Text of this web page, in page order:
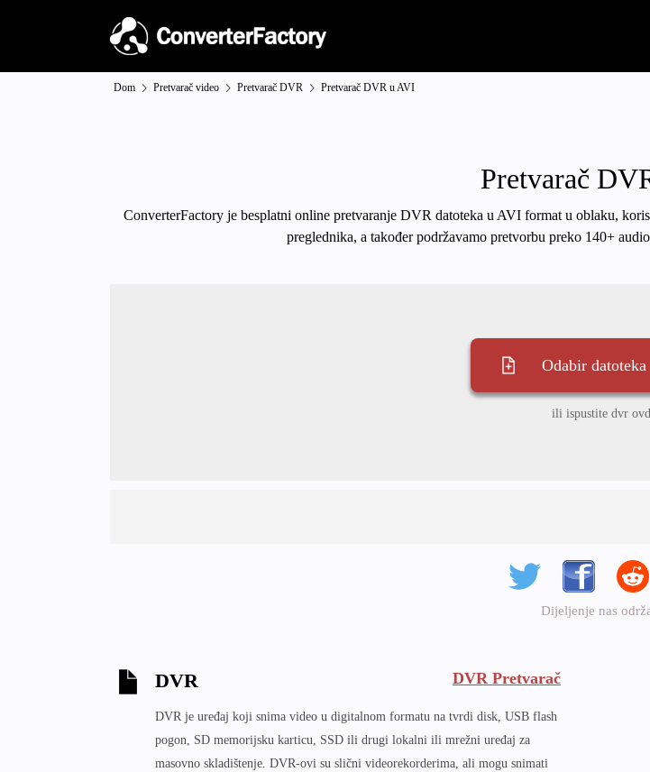
Dom Pretvarač video Pretvarač DVR Pretvarač DVR u AVI
Pretvarač
ConverterFactory je besplatni online pretvaranje DVR datoteka u AVI format u oblaku,
preglednika, a također podržavamo pretvorbu preko 140+
Odabir datoteka
ili ispustite dvr
Dijeljenje nas
DVR DVR Pretvarač
DVR je uređaj koji snima video u digitalnom formatu na tvrdi disk, USB flash
pogon, SD memorijsku karticu, SSD ili drugi lokalni ili mrežni uređaj za
masovno skladištenje. DVR-ovi su slični videorekorderima, ali mogu snimati